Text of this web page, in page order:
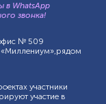
в WhatsApp
звонка!
№ 509
участники
участие в